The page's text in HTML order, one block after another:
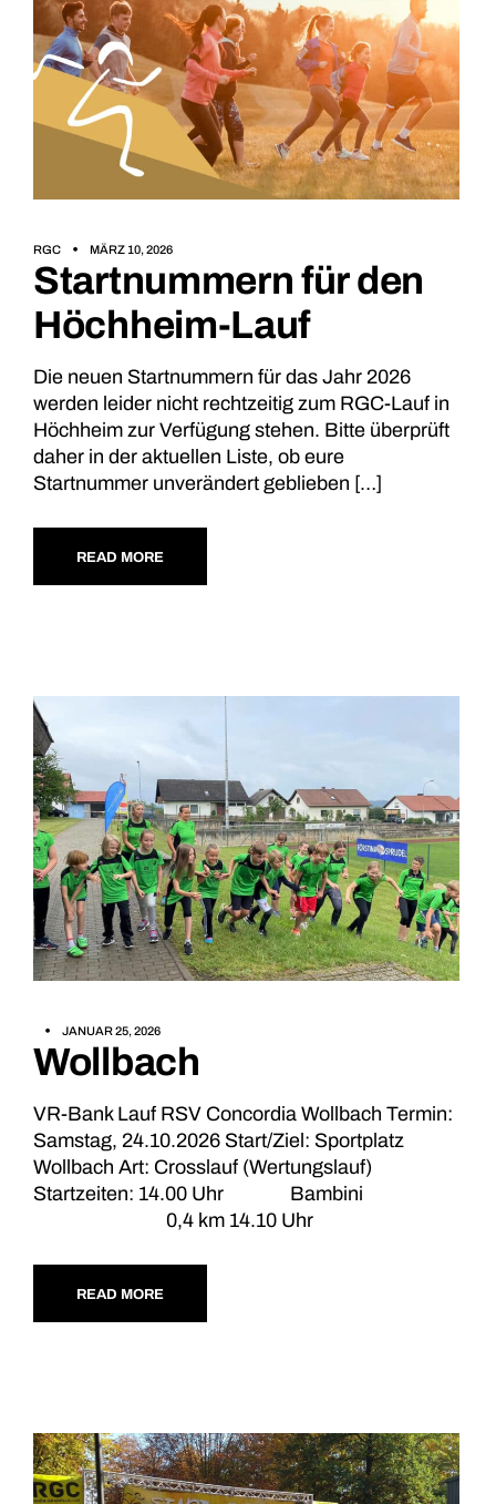
RGC MÄRZ 10, 2026
Startnummern für den
Höchheim-Lauf
Die neuen Startnummern für das Jahr 2026
werden leider nicht rechtzeitig zum RGC-Lauf in
Höchheim zur Verfügung stehen. Bitte überprüft
daher in der aktuellen Liste, ob eure
Startnummer unverändert geblieben […]
READ MORE
JANUAR 25, 2026
Wollbach
VR-Bank Lauf RSV Concordia Wollbach Termin:
Samstag, 24.10.2026 Start/Ziel: Sportplatz
Wollbach Art: Crosslauf (Wertungslauf)
Startzeiten: 14.00 Uhr Bambini
0,4 km 14.10 Uhr
READ MORE